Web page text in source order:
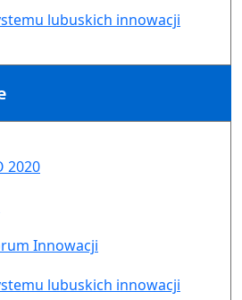
lubuskich innowacji
2020
Innowacji
lubuskich innowacji